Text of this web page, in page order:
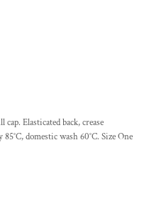
Elasticated back, crease
domestic wash 60°C. Size One